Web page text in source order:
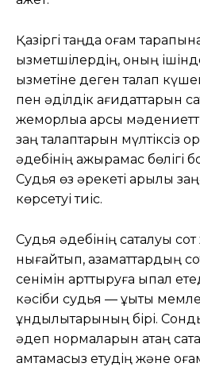
Қазіргі таңда қоғам
қызметшілердің, оның
қызметіне деген талап
пен әділдік қағидаттарын
жемқорлыққа қарсы
заң талаптарын мүлтіксіз
әдебінің ажырамас бөлігі
Судья өз әрекеті арқылы
көрсетуі тиіс.
Судья әдебінің сақталуы
нығайтып, азаматтардың
сенімін арттыруға ықпал
кәсіби судья — құқықтық
құндылықтарының бірі.
әдеп нормаларын қатаң
қамтамасыз етудің және